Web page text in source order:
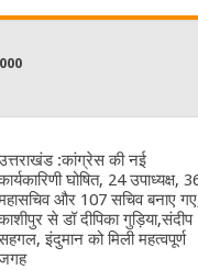
:कांग्रेस की नई
घोषित, 24 उपाध्यक्ष,
और 107 सचिव बनाए
से डॉ दीपिका गुड़िया,संदीप
इंदुमान को मिली महत्वपूर्ण